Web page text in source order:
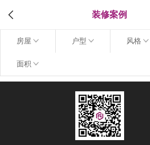
装修案例
房屋 户型 风格
面积